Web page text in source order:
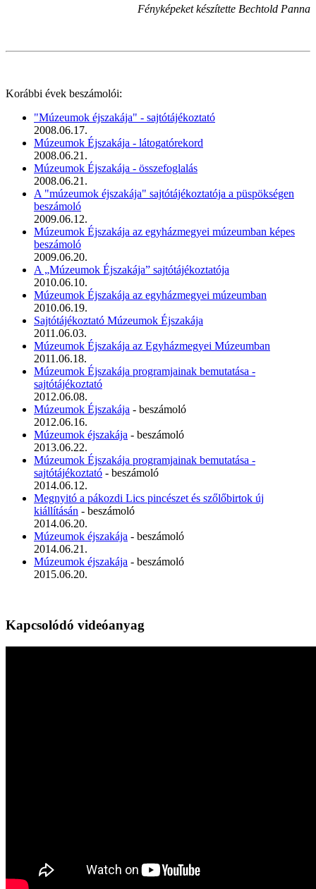
Fényképeket készítette Bechtold Panna
Korábbi évek beszámolói:
"Múzeumok éjszakája" - sajtótájékoztató
2008.06.17.
Múzeumok Éjszakája - látogatórekord
2008.06.21.
Múzeumok Éjszakája - összefoglalás
2008.06.21.
A "múzeumok éjszakája" sajtótájékoztatója a püspökségen
beszámoló
2009.06.12.
Múzeumok Éjszakája az egyházmegyei múzeumban képes
beszámoló
2009.06.20.
A „Múzeumok Éjszakája” sajtótájékoztatója
2010.06.10.
Múzeumok Éjszakája az egyházmegyei múzeumban
2010.06.19.
Sajtótájékoztató Múzeumok Éjszakája
2011.06.03.
Múzeumok Éjszakája az Egyházmegyei Múzeumban
2011.06.18.
Múzeumok Éjszakája programjainak bemutatása -
sajtótájékoztató
2012.06.08.
Múzeumok Éjszakája - beszámoló
2012.06.16.
Múzeumok éjszakája - beszámoló
2013.06.22.
Múzeumok Éjszakája programjainak bemutatása -
sajtótájékoztató - beszámoló
2014.06.12.
Megnyitó a pákozdi Lics pincészet és szőlőbirtok új
kiállításán - beszámoló
2014.06.20.
Múzeumok éjszakája - beszámoló
2014.06.21.
Múzeumok éjszakája - beszámoló
2015.06.20.
Kapcsolódó videóanyag